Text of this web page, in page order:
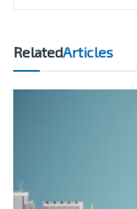
RelatedArticles